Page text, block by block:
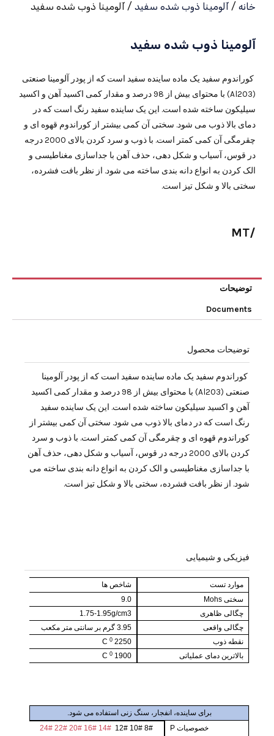
خانه / آلومینا ذوب شده سفید / آلومینا ذوب شده سفید
آلومینا ذوب شده سفید
کوراندوم سفید یک ماده ساینده سفید است که از پودر آلومینا صنعتی
(Al2O3) با محتوای بیش از 98 درصد و مقدار کمی اکسید آهن و اکسید
سیلیکون ساخته شده است. این یک ساینده سفید رنگ است که در
دمای بالا ذوب می شود. سختی آن کمی بیشتر از کوراندوم قهوه ای و
چقرمگی آن کمی کمتر است. با ذوب و سرد کردن بالای 2000 درجه
در قوس، آسیاب و شکل دهی، حذف آهن با جداسازی مغناطیسی و
الک کردن به انواع دانه بندی ساخته می شود. از نظر بافت فشرده،
سختی بالا و شکل تیز است.
/MT
توضیحات
Documents
توضیحات محصول
کوراندوم سفید یک ماده ساینده سفید است که از پودر آلومینا
صنعتی (Al2O3) با محتوای بیش از 98 درصد و مقدار کمی اکسید
آهن و اکسید سیلیکون ساخته شده است. این یک ساینده سفید
رنگ است که در دمای بالا ذوب می شود. سختی آن کمی بیشتر از
کوراندوم قهوه ای و چقرمگی آن کمی کمتر است. با ذوب و سرد
کردن بالای 2000 درجه در قوس، آسیاب و شکل دهی، حذف آهن
با جداسازی مغناطیسی و الک کردن به انواع دانه بندی ساخته می
شود. از نظر بافت فشرده، سختی بالا و شکل تیز است.
فیزیکی و شیمیایی
موارد تست
شاخص ها
سختی Mohs
9.0
چگالی ظاهری
1.75-1.95g/cm3
چگالی واقعی
3.95 گرم بر سانتی متر مکعب
نقطه ذوب
2250
0
C
بالاترین دمای عملیاتی
1900
0
C
برای ساینده، انفجار، سنگ زنی استفاده می شود.
خصوصیات P
8# 10# 12#
14# 16# 20# 22# 24#